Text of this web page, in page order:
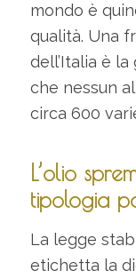
mondo è
qualità. Una
dell’Italia è
che nessun
circa 600
L’olio
tipologia
La legge
etichetta la